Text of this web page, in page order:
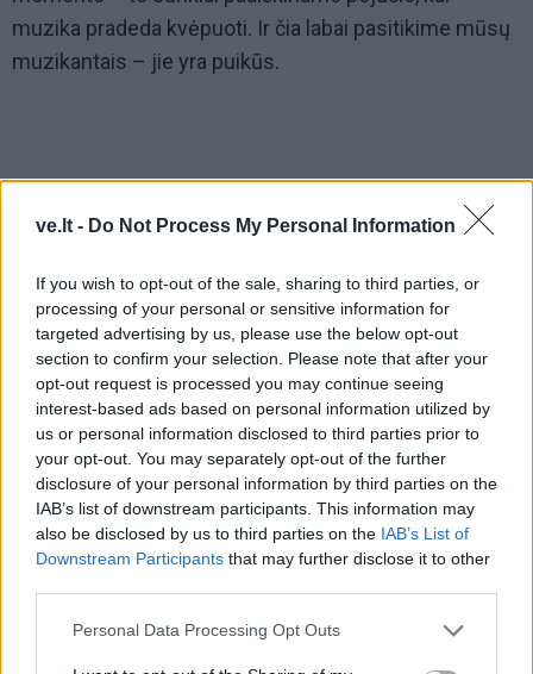
ve.lt - Do Not Process My Personal Information
If you wish to opt-out of the sale, sharing to third parties, or
processing of your personal or sensitive information for
targeted advertising by us, please use the below opt-out
section to confirm your selection. Please note that after your
opt-out request is processed you may continue seeing
interest-based ads based on personal information utilized by
us or personal information disclosed to third parties prior to
your opt-out. You may separately opt-out of the further
disclosure of your personal information by third parties on the
IAB’s list of downstream participants. This information may
also be disclosed by us to third parties on the IAB’s List of
Downstream Participants that may further disclose it to other
Personal Data Processing Opt Outs
muzika pradeda kvėpuoti. Ir čia labai pasitikime mūsų
muzikantais – jie yra puikūs.
Tomai, dirigentas bigbende dažnai tampa ne tik
muzikiniu vadovu, bet ir ritmo architektu, emocijos
vedliu bei subtiliu skirtingų sceninių charakterių
jungėju. Koks yra jūsų santykis su muzikantais
repeticijų metu?